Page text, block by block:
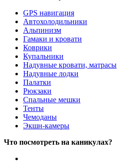
GPS навигация
Автохолодильники
Альпинизм
Гамаки и кровати
Коврики
Купальники
Надувные кровати, матрасы
Надувные лодки
Палатки
Рюкзаки
Спальные мешки
Тенты
Чемоданы
Экшн-камеры
Что посмотреть на каникулах?